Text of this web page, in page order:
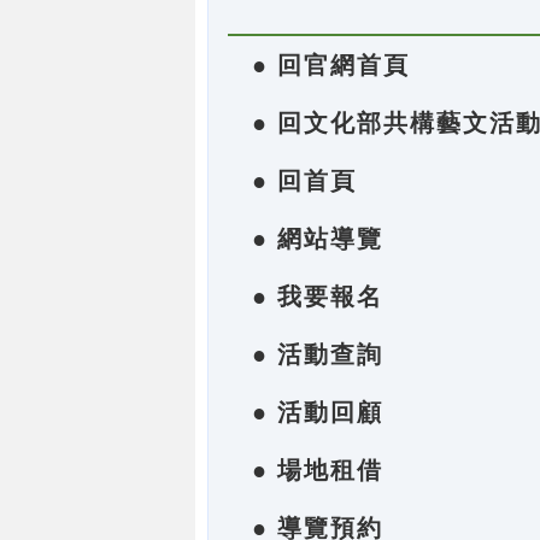
● 回官網首頁
● 回文化部共構藝文活
● 回首頁
● 網站導覽
● 我要報名
● 活動查詢
● 活動回顧
● 場地租借
● 導覽預約